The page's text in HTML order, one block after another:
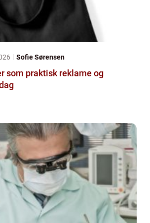
Sofie Sørensen
som praktisk reklame og